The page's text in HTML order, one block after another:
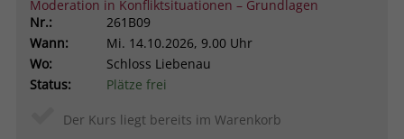
Moderation in Konfliktsituationen – Grundlagen
Nr.:
261B09
Wann:
Mi. 14.10.2026, 9.00 Uhr
Wo:
Schloss Liebenau
Status:
Plätze frei
Der Kurs liegt bereits im Warenkorb